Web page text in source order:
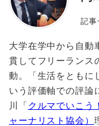
記事
大学在学中から自動
貫してフリーランス
動。「生活をともに
いう評価軸での評論
川「クルマでいこう！
ャーナリスト協会）